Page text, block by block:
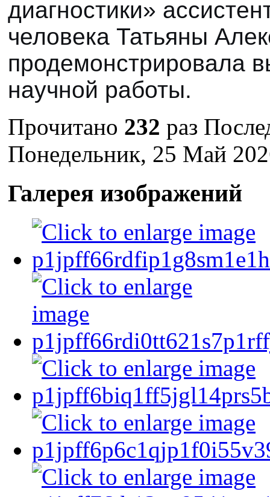
диагностики»
человека Татьяны
продемонстрировала
научной работы.
Прочитано 232 раз
Понедельник, 25 Май
Галерея изображений